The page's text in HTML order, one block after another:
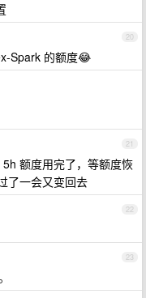
20
Spark 的额度😂
21
额度用完了，等额度恢
了一会又变回去
22
23